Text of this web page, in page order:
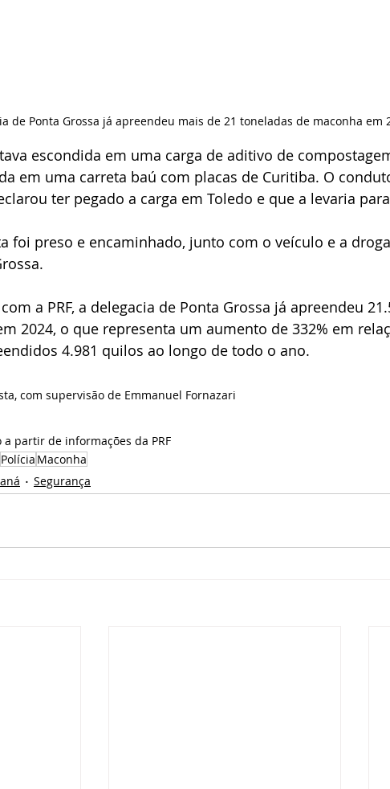
de Ponta Grossa já apreendeu mais de 21 toneladas de maconha em
escondida em uma carga de aditivo de
em uma carreta baú com placas de Curitiba. O
ter pegado a carga em Toledo e que a levaria
foi preso e encaminhado, junto com o veículo e a
a PRF, a delegacia de Ponta Grossa já apreendeu
2024, o que representa um aumento de 332% em
4.981 quilos ao longo de todo o ano.
com supervisão de Emmanuel Fornazari
a partir de informações da PRF
Polícia Maconha
Segurança